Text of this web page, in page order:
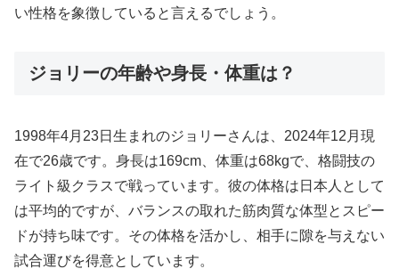
い性格を象徴していると言えるでしょう。
ジョリーの年齢や身長・体重は？
1998年4月23日生まれのジョリーさんは、2024年12月現
在で26歳です。身長は169cm、体重は68kgで、格闘技の
ライト級クラスで戦っています。彼の体格は日本人として
は平均的ですが、バランスの取れた筋肉質な体型とスピー
ドが持ち味です。その体格を活かし、相手に隙を与えない
試合運びを得意としています。